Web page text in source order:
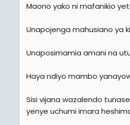
Maono yako ni mafanikio
Unapojenga mahusiano ya
Unaposimamia amani na
Haya ndiyo mambo
Sisi vijana wazalendo
yenye uchumi imara